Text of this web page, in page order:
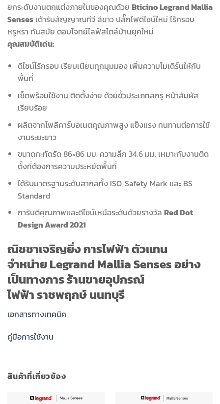
ยกระดับงานตกแต่งภายในของคุณด้วย Bticino Legrand Mallia
Senses เต้ารับสัญญาณทีวี สีขาว ปลั๊กไฟดีไซน์ใหม่ ไร้กรอบ
หรูหรา ทันสมัย ตอบโจทย์ไลฟ์สไตล์บ้านยุคใหม่
คุณสมบัติเด่น:
ดีไซน์ไร้กรอบ เรียบเนียนทุกมุมมอง เพิ่มความโมเดิร์นให้กับ
พื้นที่
เซ็ตพร้อมใช้งาน ติดตั้งง่าย ด้วยขั้วประเภทสกรู หน้าสัมผัส
เรียบร้อย
ผลิตจากโพลีคาร์บอเนตคุณภาพสูง แข็งแรง ทนทานต่อการใช้
งานระยะยาว
ขนาดกะทัดรัด 86×86 มม. ความลึก 34.6 มม. เหมาะกับงานติด
ตั้งที่ต้องการความประหยัดพื้นที่
ได้รับมาตรฐานระดับสากลทั้ง ISO, Safety Mark และ BS
Standard
การันตีคุณภาพและดีไซน์เหนือระดับด้วยรางวัล Red Dot
Design Award 2021
ณิชชาเจริญยิ่ง การไฟฟ้าตัวแทน
จำหน่ายLegrand Mallia Sensesอย่าง
เป็นทางการ ร้านขายอุปกรณ์
ไฟฟ้าราชพฤกษ์ นนทบุรี
เอกสารทางเทคนิค
คู่มือการใช้งาน
สินค้าที่เกี่ยวข้อง